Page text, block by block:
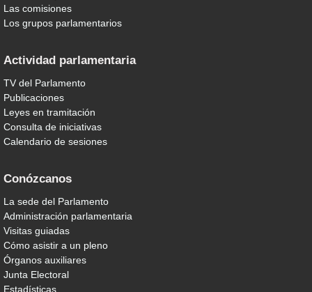
Las comisiones
Los grupos parlamentarios
Actividad parlamentaria
TV del Parlamento
Publicaciones
Leyes en tramitación
Consulta de iniciativas
Calendario de sesiones
Conózcanos
La sede del Parlamento
Administración parlamentaria
Visitas guiadas
Cómo asistir a un pleno
Órganos auxiliares
Junta Electoral
Estadísticas